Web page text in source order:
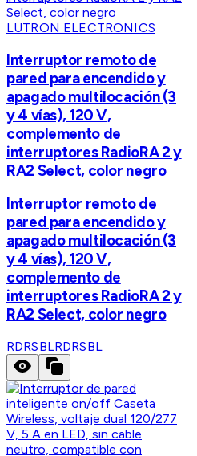
LUTRON ELECTRONICS
Interruptor remoto de
pared para encendido y
apagado multilocación (3
y 4 vías), 120 V,
complemento de
interruptores RadioRA 2 y
RA2 Select, color negro
Interruptor remoto de
pared para encendido y
apagado multilocación (3
y 4 vías), 120 V,
complemento de
interruptores RadioRA 2 y
RA2 Select, color negro
RDRSBLRDRSBL